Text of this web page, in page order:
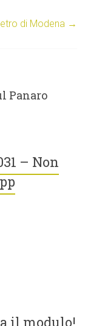
di Modena →
Panaro
– Non
il modulo!